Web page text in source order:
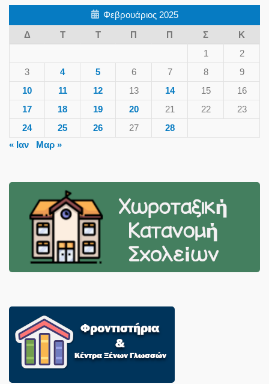
Φεβρουάριος 2025
Δ
Τ Τ Π Π Σ
Κ
1
2
3
4 5 6 7 8
9
10
11 12 13 14 15
16
17
18 19 20 21 22
23
24
25 26 27
28
« Ιαν
Μαρ »